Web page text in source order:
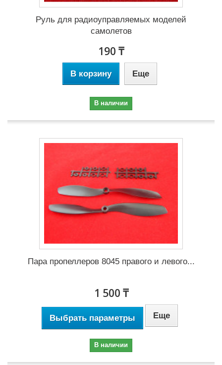
Руль для радиоуправляемых моделей
самолетов
190 ₸
В корзину Еще
В наличии
Пара пропеллеров 8045 правого и левого...
1 500 ₸
Выбрать параметры Еще
В наличии